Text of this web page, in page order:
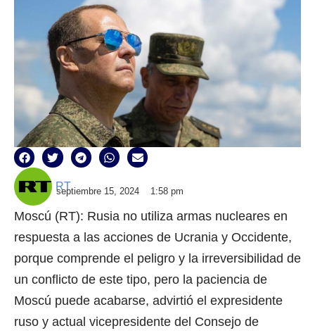
RT
septiembre 15, 2024 1:58 pm
Moscú (RT): Rusia no utiliza armas nucleares en
respuesta a las acciones de Ucrania y Occidente,
porque comprende el peligro y la irreversibilidad de
un conflicto de este tipo, pero la paciencia de
Moscú puede acabarse, advirtió el expresidente
ruso y actual vicepresidente del Consejo de